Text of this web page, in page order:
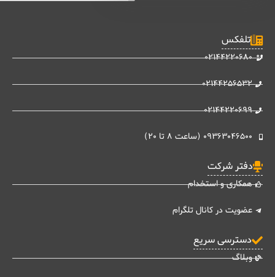
تلفکس
02144220680
02144256532
02144220699
09363046500 (ساعت 8 تا 20)
دفتر شرکت
همکاری و استخدام
عضویت در کانال تلگرام
دسترسی سریع
وبلاگ